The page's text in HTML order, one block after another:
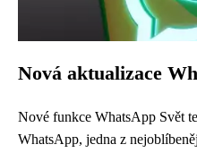
Nová aktualizace
Nové funkce WhatsApp Svět
WhatsApp, jedna z